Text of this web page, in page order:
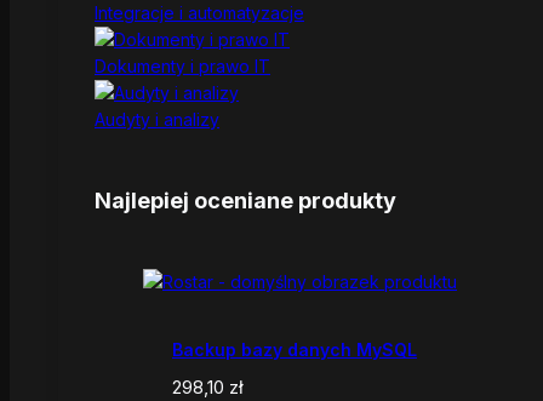
Integracje i automatyzacje
Dokumenty i prawo IT
Audyty i analizy
Najlepiej oceniane produkty
Backup bazy danych MySQL
298,10 zł